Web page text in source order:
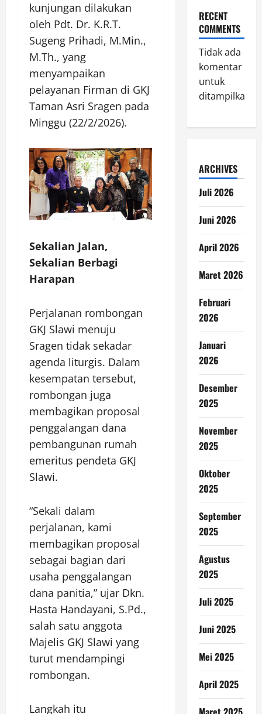
kunjungan dilakukan
oleh Pdt. Dr. K.R.T.
Sugeng Prihadi, M.Min.,
M.Th., yang
menyampaikan
pelayanan Firman di GKJ
Taman Asri Sragen pada
Minggu (22/2/2026).
Sekalian Jalan,
Sekalian Berbagi
Harapan
Perjalanan rombongan
GKJ Slawi menuju
Sragen tidak sekadar
agenda liturgis. Dalam
kesempatan tersebut,
rombongan juga
membagikan proposal
penggalangan dana
pembangunan rumah
emeritus pendeta GKJ
Slawi.
“Sekali dalam
perjalanan, kami
membagikan proposal
sebagai bagian dari
usaha penggalangan
dana panitia,” ujar Dkn.
Hasta Handayani, S.Pd.,
salah satu anggota
Majelis GKJ Slawi yang
turut mendampingi
rombongan.
Langkah itu
RECENT
COMMENTS
Tidak ada
komentar
untuk
ditampilkan.
ARCHIVES
Juli 2026
Juni 2026
April 2026
Maret 2026
Februari
2026
Januari
2026
Desember
2025
November
2025
Oktober
2025
September
2025
Agustus
2025
Juli 2025
Juni 2025
Mei 2025
April 2025